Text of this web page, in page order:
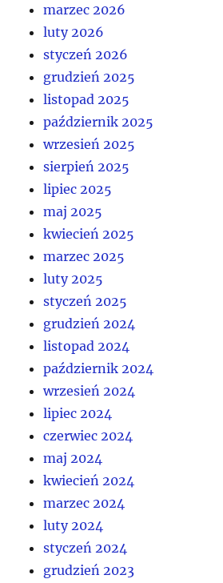
marzec 2026
luty 2026
styczeń 2026
grudzień 2025
listopad 2025
październik 2025
wrzesień 2025
sierpień 2025
lipiec 2025
maj 2025
kwiecień 2025
marzec 2025
luty 2025
styczeń 2025
grudzień 2024
listopad 2024
październik 2024
wrzesień 2024
lipiec 2024
czerwiec 2024
maj 2024
kwiecień 2024
marzec 2024
luty 2024
styczeń 2024
grudzień 2023